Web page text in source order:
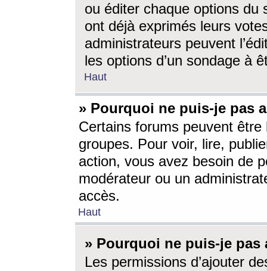
ou éditer chaque options du
ont déjà exprimés leurs
administrateurs peuvent
les options d’un sondage à
Haut
» Pourquoi ne puis-je pas
Certains forums peuvent être
groupes. Pour voir, lire,
action, vous avez besoin de
modérateur ou un
accès.
Haut
» Pourquoi ne puis-je
Les permissions d’ajouter